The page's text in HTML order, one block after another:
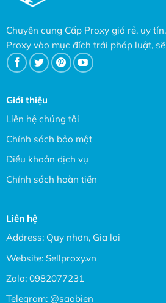
Chuyên cung Cấp Proxy giá rẻ, uy
Proxy vào mục đích trái pháp luật,
Giới thiệu
Liên hệ chúng tôi
Chính sách bảo mật
Điều khoản dịch vụ
Chính sách hoàn tiền
Liên hệ
Address: Quy nhơn, Gia lai
Website: Sellproxy.vn
Zalo: 0982077231
Telegram: @saobien